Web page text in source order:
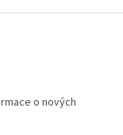
o nových